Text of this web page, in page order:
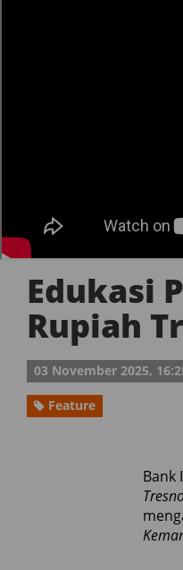
Edukasi
Rupiah
03 November 2025,
Feature
Bank